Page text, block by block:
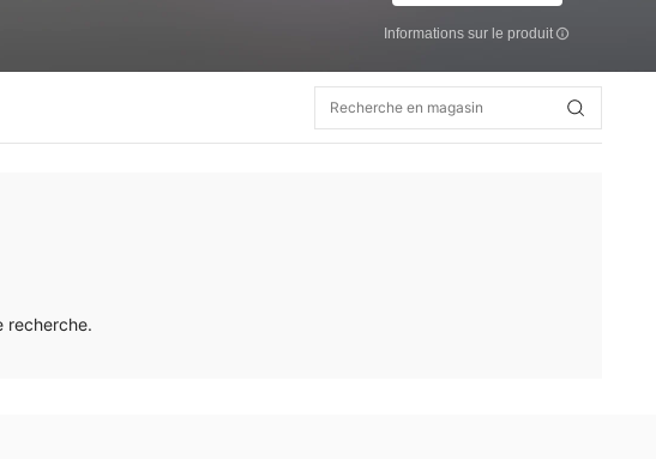
Informations sur le produit
recherche.